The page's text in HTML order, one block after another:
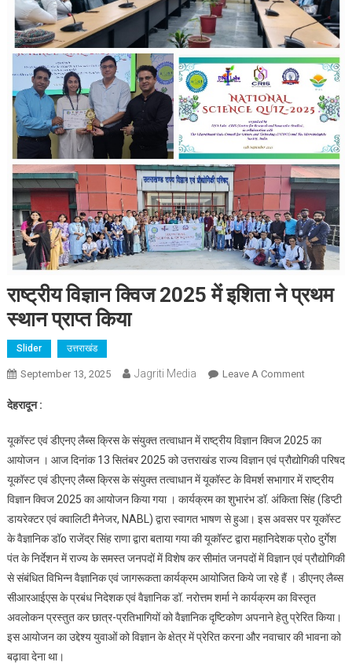
राष्ट्रीय विज्ञान क्विज 2025 में इशिता ने प्रथम
स्थान प्राप्त किया
Slider उत्तराखंड
September 13, 2025 Jagriti Media Leave A CommentOn
2025
में
इशिता
ने
प्रथम
स्थान
प्राप्त
किया
देहरादून :
यूकॉस्ट एवं डीएनए लैब्स क्रिस के संयुक्त तत्वाधान में राष्ट्रीय विज्ञान क्विज 2025 का
आयोजन । आज दिनांक 13 सितंबर 2025 को उत्तराखंड राज्य विज्ञान एवं प्रौद्योगिकी परिषद
यूकॉस्ट एवं डीएनए लैब्स क्रिस के संयुक्त तत्वाधान में यूकॉस्ट के विमर्श सभागार में राष्ट्रीय
विज्ञान क्विज 2025 का आयोजन किया गया । कार्यक्रम का शुभारंभ डॉ. अंकिता सिंह (डिप्टी
डायरेक्टर एवं क्वालिटी मैनेजर, NABL) द्वारा स्वागत भाषण से हुआ। इस अवसर पर यूकॉस्ट
के वैज्ञानिक डॉo राजेंद्र सिंह राणा द्वारा बताया गया की यूकॉस्ट द्वारा महानिदेशक प्रोo दुर्गेश
पंत के निर्देशन में राज्य के समस्त जनपदों में विशेष कर सीमांत जनपदों में विज्ञान एवं प्रौद्योगिकी
से संबंधित विभिन्न वैज्ञानिक एवं जागरूकता कार्यक्रम आयोजित किये जा रहे हैं । डीएनए लैब्स
सीआरआईएस के प्रबंध निदेशक एवं वैज्ञानिक डॉ. नरोत्तम शर्मा ने कार्यक्रम का विस्तृत
अवलोकन प्रस्तुत कर छात्र-प्रतिभागियों को वैज्ञानिक दृष्टिकोण अपनाने हेतु प्रेरित किया।
इस आयोजन का उद्देश्य युवाओं को विज्ञान के क्षेत्र में प्रेरित करना और नवाचार की भावना को
बढ़ावा देना था।